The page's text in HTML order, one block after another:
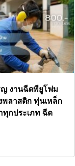
งานฉีดพียูโฟม
ลาสติก ทุ่นเหล็ก
ทุกประเภท ฉีด